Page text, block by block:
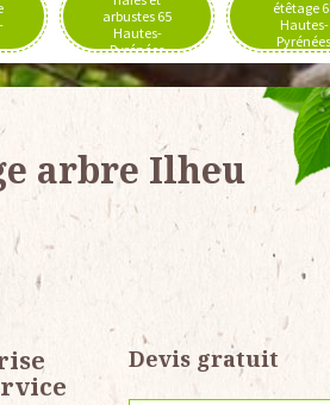
arbustes 65
Hautes-
Pyrénées
étêtage
Hautes-
Pyrénées
arbre Ilheu
Devis gratuit